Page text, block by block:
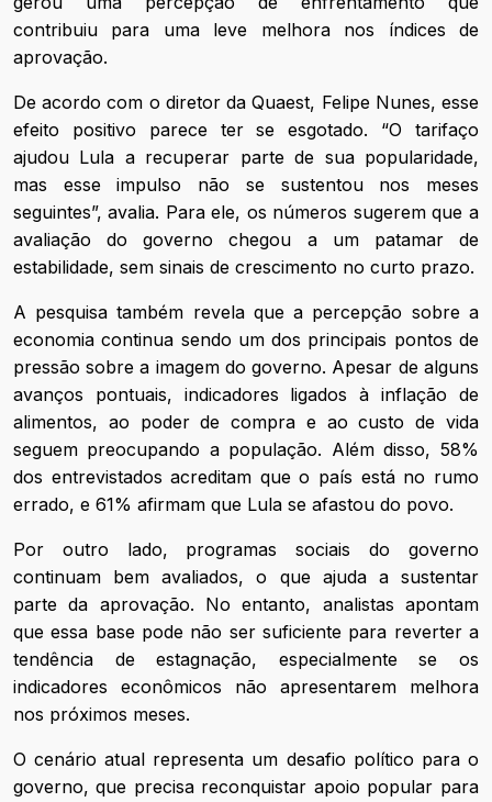
contribuiu para uma leve melhora nos índices de
aprovação.
De acordo com o diretor da Quaest, Felipe Nunes, esse
efeito positivo parece ter se esgotado. “O tarifaço
ajudou Lula a recuperar parte de sua popularidade,
mas esse impulso não se sustentou nos meses
seguintes”, avalia. Para ele, os números sugerem que a
avaliação do governo chegou a um patamar de
estabilidade, sem sinais de crescimento no curto prazo.
A pesquisa também revela que a percepção sobre a
economia continua sendo um dos principais pontos de
pressão sobre a imagem do governo. Apesar de alguns
avanços pontuais, indicadores ligados à inflação de
alimentos, ao poder de compra e ao custo de vida
seguem preocupando a população. Além disso, 58%
dos entrevistados acreditam que o país está no rumo
errado, e 61% afirmam que Lula se afastou do povo.
Por outro lado, programas sociais do governo
continuam bem avaliados, o que ajuda a sustentar
parte da aprovação. No entanto, analistas apontam
que essa base pode não ser suficiente para reverter a
tendência de estagnação, especialmente se os
indicadores econômicos não apresentarem melhora
nos próximos meses.
O cenário atual representa um desafio político para o
governo, que precisa reconquistar apoio popular para